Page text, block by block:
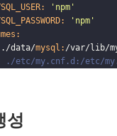
'npm'
'npm'
data/
mysql: /var/lib/
my.cnf.d:/etc/
성